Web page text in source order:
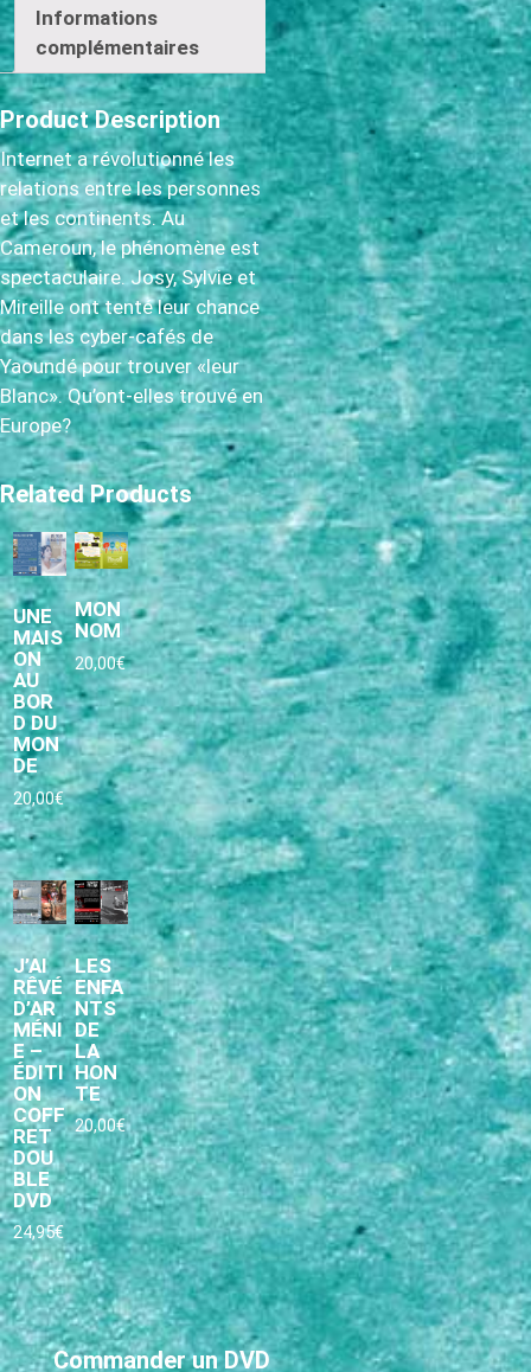
Informations
complémentaires
Product Description
Internet a révolutionné les
relations entre les personnes
et les continents. Au
Cameroun, le phénomène est
spectaculaire. Josy, Sylvie et
Mireille ont tenté leur chance
dans les cyber-cafés de
Yaoundé pour trouver «leur
Blanc». Qu’ont-elles trouvé en
Europe?
Related Products
UNE
MAIS
ON
AU
BOR
D DU
MON
DE
20,00€
MON
NOM
20,00€
J’AI
RÊVÉ
D’AR
MÉNI
E –
ÉDITI
ON
COFF
RET
DOU
BLE
DVD
24,95€
LES
ENFA
NTS
DE
LA
HON
TE
20,00€
Commander un DVD